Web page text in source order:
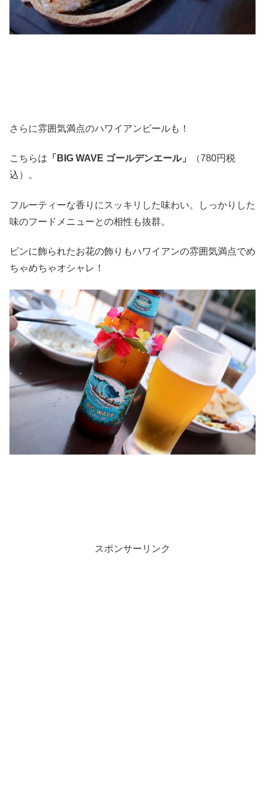
さらに雰囲気満点のハワイアンビールも！
こちらは 「BIG WAVE ゴールデンエール」
（780円税
込）。
フルーティーな香りにスッキリした味わい。しっかりした
味のフードメニューとの相性も抜群。
ビンに飾られたお花の飾りもハワイアンの雰囲気満点でめ
ちゃめちゃオシャレ！
スポンサーリンク